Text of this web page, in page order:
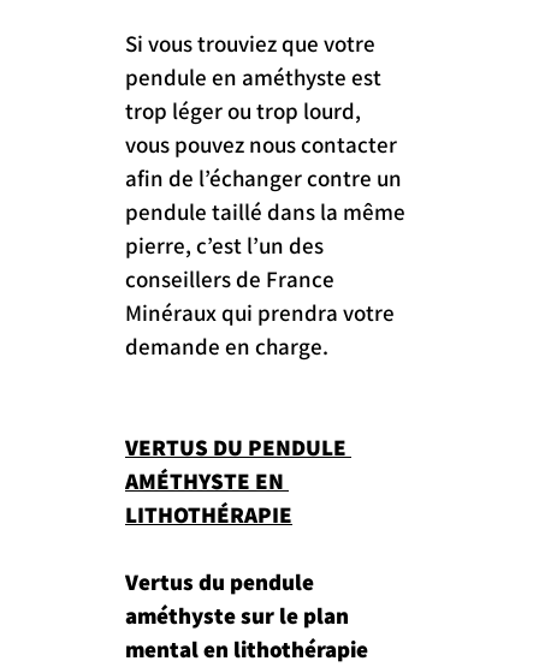
Si vous trouviez que votre
pendule en améthyste est
trop léger ou trop lourd,
vous pouvez nous contacter
afin de l’échanger contre un
pendule taillé dans la même
pierre, c’est l’un des
conseillers de France
Minéraux qui prendra votre
demande en charge.
VERTUS DU PENDULE
AMÉTHYSTE EN
LITHOTHÉRAPIE
Vertus du pendule
améthyste sur le plan
mental en lithothérapie